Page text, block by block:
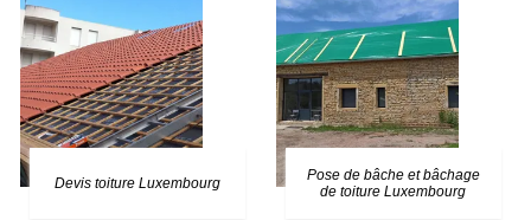
Devis toiture Luxembourg
Pose de bâche et bâchage
de toiture Luxembourg